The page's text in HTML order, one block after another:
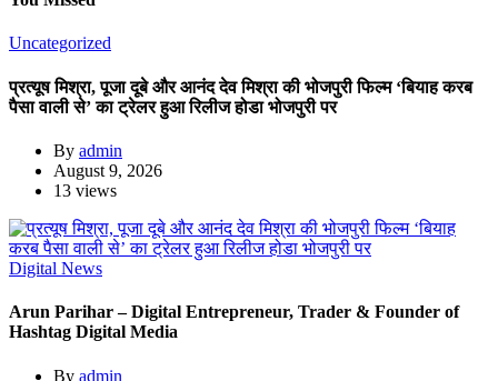
Uncategorized
प्रत्यूष मिश्रा, पूजा दूबे और आनंद देव मिश्रा की भोजपुरी फिल्म ‘बियाह करब
पैसा वाली से’ का ट्रेलर हुआ रिलीज होडा भोजपुरी पर
By admin
August 9, 2026
13 views
Digital News
Arun Parihar – Digital Entrepreneur, Trader & Founder of
Hashtag Digital Media
By admin